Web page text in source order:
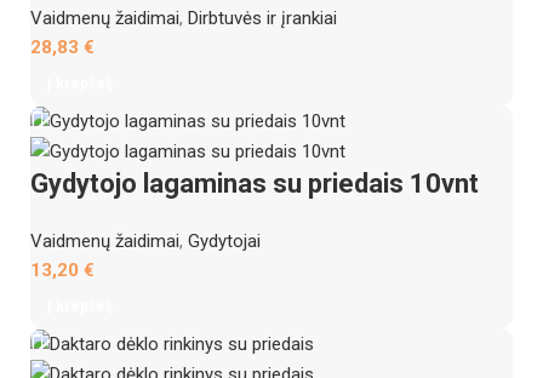
Vaidmenų žaidimai, Dirbtuvės ir įrankiai
28,83 €
Gydytojo lagaminas su priedais 10vnt
Vaidmenų žaidimai, Gydytojai
13,20 €